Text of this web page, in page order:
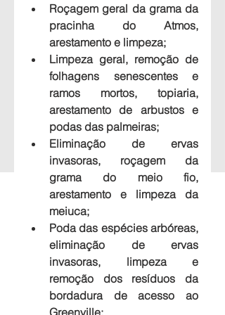
Roçagem geral da grama da
pracinha do Atmos,
arestamento e limpeza;
Limpeza geral, remoção de
folhagens senescentes e
ramos mortos, topiaria,
arestamento de arbustos e
podas das palmeiras;
Eliminação de ervas
invasoras, roçagem da
grama do meio fio,
arestamento e limpeza da
meiuca;
Poda das espécies arbóreas,
eliminação de ervas
invasoras, limpeza e
remoção dos resíduos da
bordadura de acesso ao